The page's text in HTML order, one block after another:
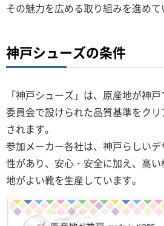
その魅力を広める取り組みを進めて
神戸シューズの条件
「神戸シューズ」は、原産地が神
委員会で設けられた品質基準をク
されます。
参加メーカー各社は、神戸らしい
性があり、安心・安全に加え、高
地がよい靴を生産しています。